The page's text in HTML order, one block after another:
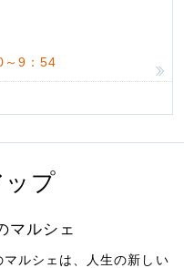
～9：54
ップ
マルシェ
マルシェは、人生の新しい